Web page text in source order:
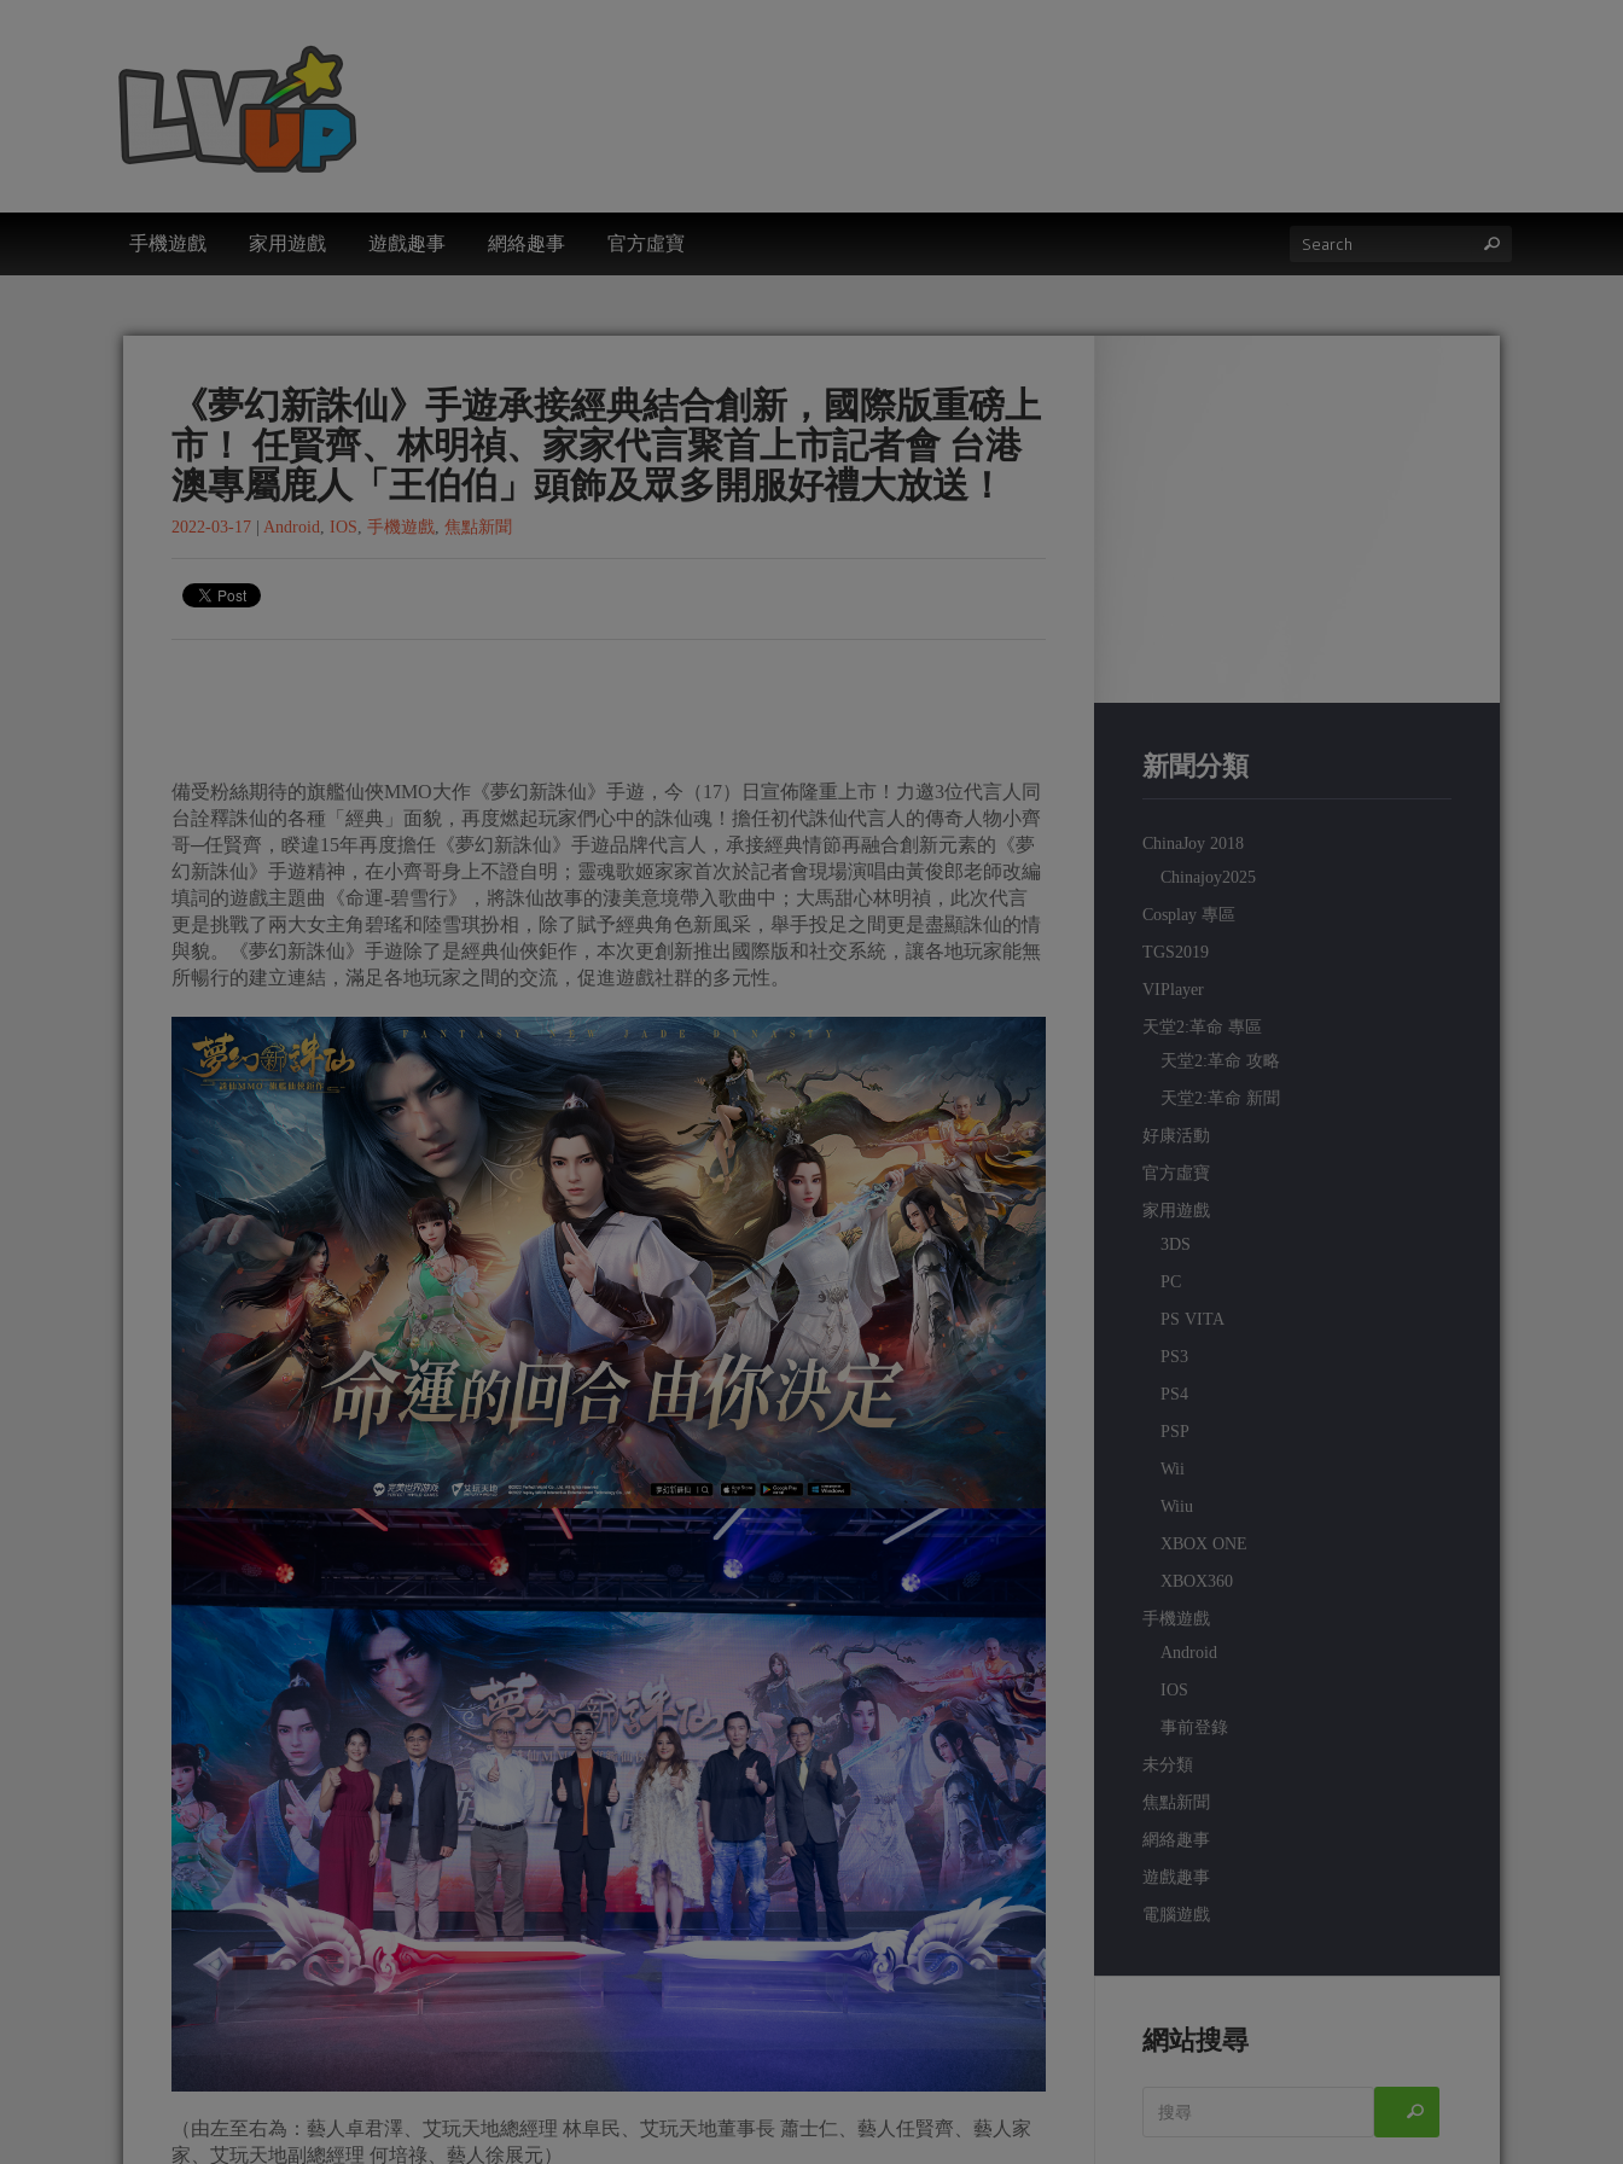
手機遊戲 家用遊戲 遊戲趣事 網絡趣事 官方虛寶
《夢幻新誅仙》手遊承接經典結合創新，國際版重磅上
市！ 任賢齊、林明禎、家家代言聚首上市記者會 台港
澳專屬鹿人「王伯伯」頭飾及眾多開服好禮大放送！
2022-03-17 Android, IOS, 手機遊戲, 焦點新聞
備受粉絲期待的旗艦仙俠MMO大作《夢幻新誅仙》手遊，今（17）日宣佈隆重上市！力邀3位代言人同
台詮釋誅仙的各種「經典」面貌，再度燃起玩家們心中的誅仙魂！擔任初代誅仙代言人的傳奇人物小齊
哥─任賢齊，睽違15年再度擔任《夢幻新誅仙》手遊品牌代言人，承接經典情節再融合創新元素的《夢
幻新誅仙》手遊精神，在小齊哥身上不證自明；靈魂歌姬家家首次於記者會現場演唱由黃俊郎老師改編
填詞的遊戲主題曲《命運-碧雪行》，將誅仙故事的淒美意境帶入歌曲中；大馬甜心林明禎，此次代言
更是挑戰了兩大女主角碧瑤和陸雪琪扮相，除了賦予經典角色新風采，舉手投足之間更是盡顯誅仙的情
與貌。《夢幻新誅仙》手遊除了是經典仙俠鉅作，本次更創新推出國際版和社交系統，讓各地玩家能無
所暢行的建立連結，滿足各地玩家之間的交流，促進遊戲社群的多元性。
（由左至右為：藝人卓君澤、艾玩天地總經理 林阜民、艾玩天地董事長 蕭士仁、藝人任賢齊、藝人家
家、艾玩天地副總經理 何培祿、藝人徐展元）
新聞分類
ChinaJoy 2018
Chinajoy2025
Cosplay 專區
TGS2019
VIPlayer
天堂2:革命 專區
天堂2:革命 攻略
天堂2:革命 新聞
好康活動
官方虛寶
家用遊戲
3DS
PC
PS VITA
PS3
PS4
PSP
Wii
Wiiu
XBOX ONE
XBOX360
手機遊戲
Android
IOS
事前登錄
未分類
焦點新聞
網絡趣事
遊戲趣事
電腦遊戲
網站搜尋